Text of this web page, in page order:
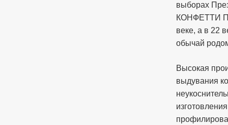
выборах
КОНФЕТТИ
веке, а в 22
обычай
Высокая
выдувания